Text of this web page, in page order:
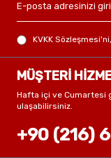
MÜŞTERİ
Hafta içi ve Cumartesi
ulaşabilirsiniz.
+90 (216)
KVKK Sözleşmesi'ni